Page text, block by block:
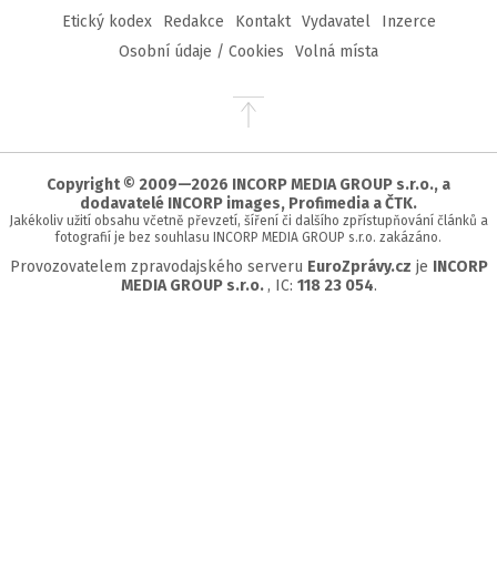
Etický kodex Redakce Kontakt Vydavatel
Inzerce
Osobní údaje / Cookies
Volná místa
Přejít
stránky
Copyright © 2009—2026 INCORP MEDIA GROUP s.r.o., a
dodavatelé INCORP images, Profimedia a ČTK.
Jakékoliv užití obsahu včetně převzetí, šíření či dalšího zpřístupňování článků a
fotografií je bez souhlasu INCORP MEDIA GROUP s.r.o. zakázáno.
Provozovatelem zpravodajského serveru EuroZprávy.cz je INCORP
MEDIA GROUP s.r.o. , IC: 118 23 054.